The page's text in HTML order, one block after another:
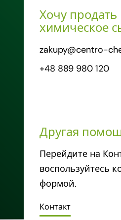
Хочу продать
химическое
zakupy@centro-
+48 889 980 120
Другая
Перейдите на
воспользуйтесь
формой.
Контакт